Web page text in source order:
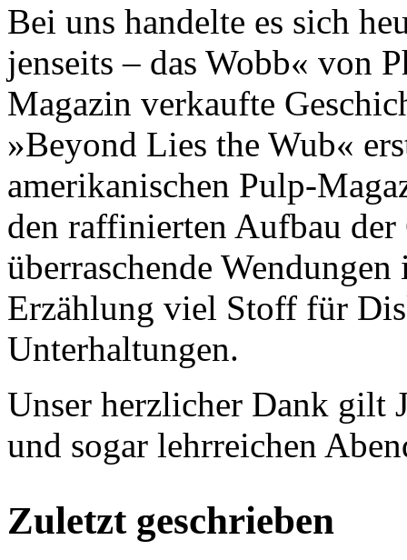
Bei uns handelte es sich
jenseits – das Wobb« von
Magazin verkaufte
»Beyond Lies the Wub«
amerikanischen Pulp-
den raffinierten Aufbau der
überraschende
Erzählung viel Stoff für
Unterhaltungen.
Unser herzlicher Dank gilt
und sogar lehrreichen
Zuletzt geschrieben